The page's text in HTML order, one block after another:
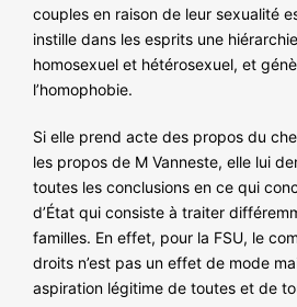
couples en raison de leur sexualité
instille dans les esprits une
homosexuel et hétérosexuel, et
l’homophobie.
Si elle prend acte des propos du
les propos de M Vanneste, elle lui
toutes les conclusions en ce qui
d’État qui consiste à traiter
familles. En effet, pour la FSU, le
droits n’est pas un effet de mode
aspiration légitime de toutes et de